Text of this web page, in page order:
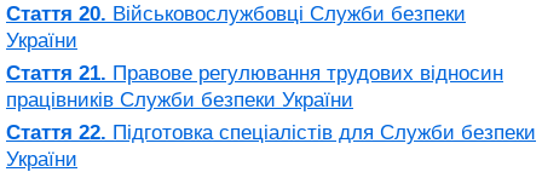
Стаття 20. Військовослужбовці Служби безпеки
України
Стаття 21. Правове регулювання трудових відносин
працівників Служби безпеки України
Стаття 22. Підготовка спеціалістів для Служби безпеки
України